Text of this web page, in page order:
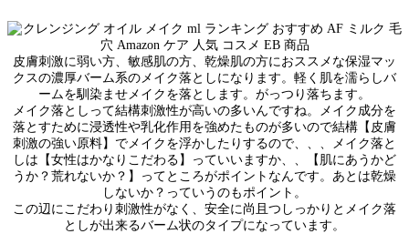
皮膚刺激に弱い方、敏感肌の方、乾燥肌の方におススメな保湿マッ
クスの濃厚バーム系のメイク落としになります。軽く肌を濡らしバ
ームを馴染ませメイクを落とします。がっつり落ちます。
メイク落としって結構刺激性が高いの多いんですね。メイク成分を
落とすために浸透性や乳化作用を強めたものが多いので結構【皮膚
刺激の強い原料】でメイクを浮かしたりするので、、、メイク落と
しは【女性はかなりこだわる】っていいますか、、【肌にあうかど
うか？荒れないか？】ってところがポイントなんです。あとは乾燥
しないか？っていうのもポイント。
この辺にこだわり刺激性がなく、安全に尚且つしっかりとメイク落
としが出来るバーム状のタイプになっています。